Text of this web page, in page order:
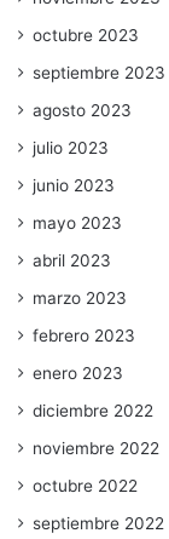
octubre 2023
septiembre 2023
agosto 2023
julio 2023
junio 2023
mayo 2023
abril 2023
marzo 2023
febrero 2023
enero 2023
diciembre 2022
noviembre 2022
octubre 2022
septiembre 2022